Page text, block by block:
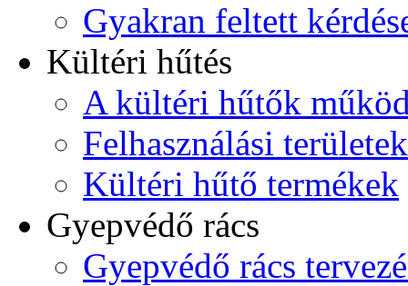
Gyakran feltett
Kültéri hűtés
A kültéri hűtők
Felhasználási területek
Kültéri hűtő termékek
Gyepvédő rács
Gyepvédő rács